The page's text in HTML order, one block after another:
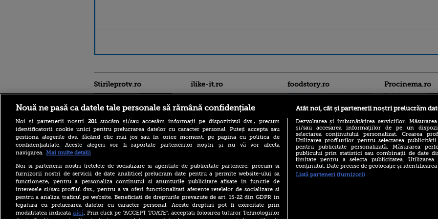
Stirileprotv.ro
rămas blocați în peretele
Văii Albe. Nu se poate
interveni cu elicopterul
Zelenski: Ucraina are un
acord cu SUA pentru
furnizarea lunară de rachete
Patriot, dar acestea nu sunt
ilike-it.ro foodstory.ro
(P) Descoperă Lumea
Evenimentelor din România
cu Transilvania Events!
Procinema.ro
Nikolaj Coster-
Urzeala
Nouă ne pasă ca datele tale personale să rămână confidențiale
Noi și partenerii noștri 201stocăm și/sau accesăm informații pe dispozitivul dvs., precum
identificatorii cookie unici pentru prelucrarea datelor cu caracter personal. Puteți accepta sau
gestiona alegerile dvs. făcând clic mai jos sau în orice moment, pe pagina cu politica de
confidențialitate. Aceste alegeri vor fi raportate partenerilor noștri și nu vă vor afecta
navigarea. Mai multe detalii
Noi si partenerii nostri (retelele de socializare si agentiile de publicitate partenere, precum si
furnizorii nostri de servicii de date analitice) prelucram date pentru a permite website-ului sa
functioneze, pentru a personaliza continutul si anunturile publicitare afisate in functie de
interesele si/sau profilul dvs., pentru a va oferi functionalitati aferente retelelor de socializare si
pentru a analiza traficul pe website. Beneficiati de drepturile prevazute de art. 15-22 din GDPR in
legatura cu prelucrarea datelor cu caracter personal. Aceste drepturi pot fi exercitate prin
modalitatea indicata aici. Prin click pe “ACCEPT TOATE”, acceptati folosirea tuturor Tehnologiilor
Atât noi, cât și partenerii noștri prelucrăm
Dezvoltarea și îmbunătățirea serviciilor.
și/sau accesarea informațiilor de pe un
selectarea conținutului personalizat. Crearea
Utilizarea profilurilor pentru selectarea
pentru publicitate personalizată. Măsurarea
publicului prin statistici sau combinații de date
limitate pentru a selecta publicitatea.
conținutul. Date precise de geolocație și
Listă parteneri (furnizori)